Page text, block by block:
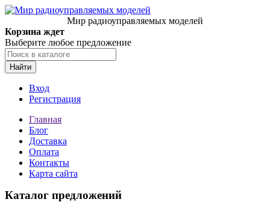
Мир радиоуправляемых моделей
Корзина ждет
Выберите любое предложение
Найти
Вход
Регистрация
Главная
Блог
Доставка
Оплата
Контакты
Карта сайта
Каталог предложений